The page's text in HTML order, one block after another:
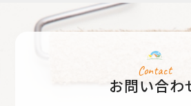
●取得した個人情報は、ご本人の同意
●情報が漏洩しないよう対策を講じ、
Contact
お問い合わ